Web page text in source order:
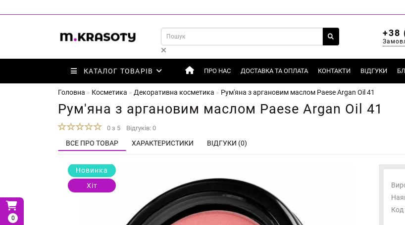
0
+38
КАТАЛОГ ТОВАРІВ ПРО НАС ДОСТАВКА ТА ОПЛАТА КОНТАКТИ ВІДГУКИ
Головна Косметика Декоративна косметика Рум'яна з аргановим маслом Paese Argan Oil 41
Рум'яна з аргановим маслом Paese Argan Oil 41
0 з 5 Відгуків: 0
ВСЕ ПРО ТОВАР ХАРАКТЕРИСТИКИ ВІДГУКИ (0)
Новинка
Хіт
Код